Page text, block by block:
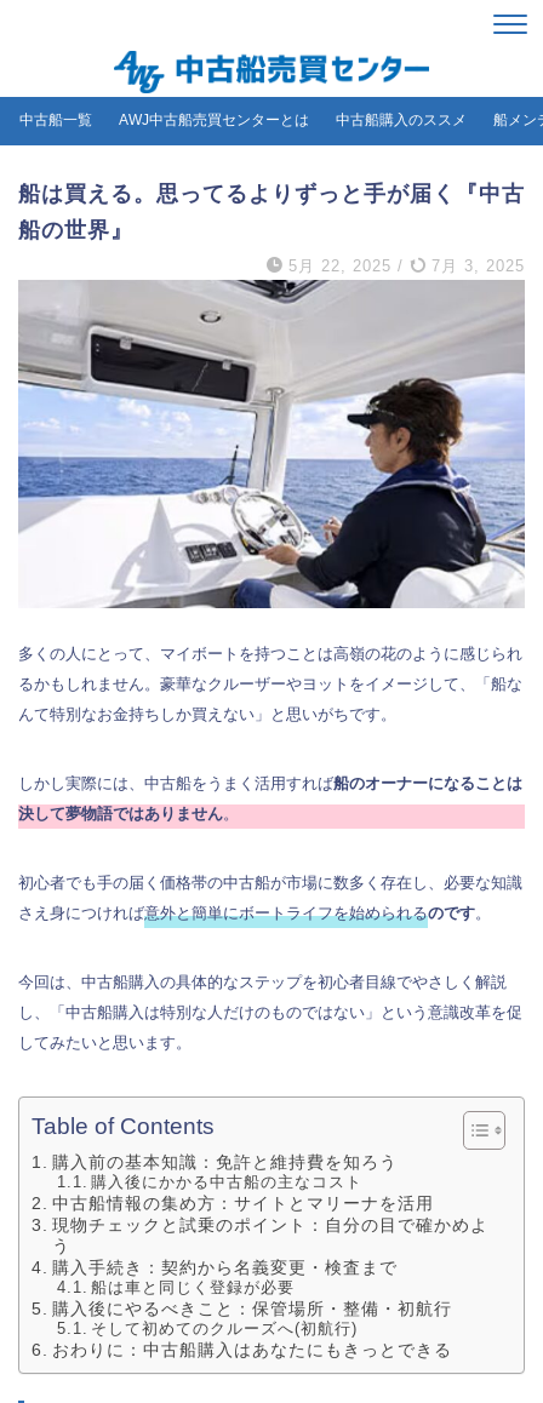
中古船一覧 AWJ中古船売買センターとは 中古船購入のススメ 船メン
船は買える。思ってるよりずっと手が届く『中古
船の世界』
5月 22, 2025 / 7月 3, 2025
多くの人にとって、マイボートを持つことは高嶺の花のように感じられ
るかもしれません。豪華なクルーザーやヨットをイメージして、「船な
んて特別なお金持ちしか買えない」と思いがちです。
しかし実際には、中古船をうまく活用すれば船のオーナーになることは
決して夢物語ではありません。
初心者でも手の届く価格帯の中古船が市場に数多く存在し、必要な知識
さえ身につければ意外と簡単にボートライフを始められるのです。
今回は、中古船購入の具体的なステップを初心者目線でやさしく解説
し、「中古船購入は特別な人だけのものではない」という意識改革を促
してみたいと思います。
Table of Contents
購入前の基本知識：免許と維持費を知ろう
購入後にかかる中古船の主なコスト
中古船情報の集め方：サイトとマリーナを活用
現物チェックと試乗のポイント：自分の目で確かめよ
う
購入手続き：契約から名義変更・検査まで
船は車と同じく登録が必要
購入後にやるべきこと：保管場所・整備・初航行
そして初めてのクルーズへ(初航行)
おわりに：中古船購入はあなたにもきっとできる